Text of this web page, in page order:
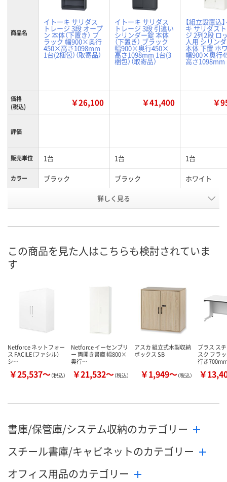
商品名
イトーキ サリダス
トレージ 3段 オープ
ン 本体（下置き） ブ
ラック 幅900×奥行
450×高さ1098mm
1台(2梱包）（取寄品）
イトーキ サリダス
トレージ 3段 引違い
シリンダー錠 本体
（下置き） ブラック
幅900×奥行450×
高さ1098mm 1台(3
梱包）（取寄品）
【組立設置込
キ サリダス
ジ 2列2段 ロ
人用 シリン
本体 下置 ホ
幅900×奥行
高さ1098mm
価格
(税込)
￥26,100 ￥41,400 ￥
評価
販売単位 1台 1台 1台
カラー ブラック ブラック ホワイト
1098mm 1098mm
号
在庫
カゴへ
お取り扱い終了しま
お取り扱い
した
詳しく見る
この商品を見た人はこちらも検討されていま
す
Netforce ネットフォー
ス FACILE（ファシル）
シ…
￥25,537～（税込）
Netforce イーセンブリ
ー 両開き書庫 幅800×
奥行…
￥21,532～（税込）
アスカ 組立式木製収納
ボックス SB
￥1,949～（税込）
プラス ス
スク フラ
行き
￥
書庫/保管庫/システム収納のカテゴリー
スチール書庫/キャビネットのカテゴリー
オフィス用品のカテゴリー